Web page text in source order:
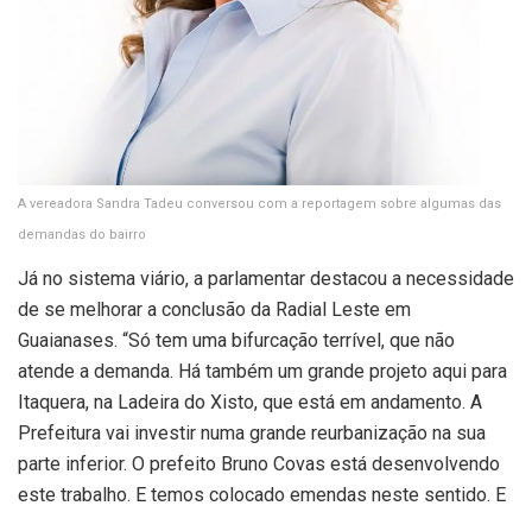
A vereadora Sandra Tadeu conversou com a reportagem sobre algumas das
demandas do bairro
Já no sistema viário, a parlamentar destacou a necessidade
de se melhorar a conclusão da Radial Leste em
Guaianases. “Só tem uma bifurcação terrível, que não
atende a demanda. Há também um grande projeto aqui para
Itaquera, na Ladeira do Xisto, que está em andamento. A
Prefeitura vai investir numa grande reurbanização na sua
parte inferior. O prefeito Bruno Covas está desenvolvendo
este trabalho. E temos colocado emendas neste sentido. E